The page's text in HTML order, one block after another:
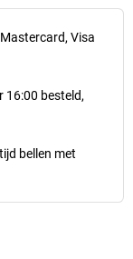
Visa
16:00 besteld,
bellen met